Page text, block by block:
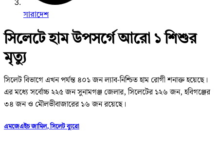
সারাদেশ
সিলেটে হাম উপসর্গে আরো ১ শিশুর
মৃত্যু
সিলেট বিভাগে এখন পর্যন্ত ৪০১ জন ল্যাব-নিশ্চিত হাম রোগী শনাক্ত হয়েছে।
এর মধ্যে সর্বোচ্চ ২২৫ জন সুনামগঞ্জ জেলার, সিলেটের ১২৬ জন, হবিগঞ্জের
৩৪ জন ও মৌলভীবাজারের ১৬ জন রয়েছে।
এমজেএইচ জামিল, সিলেট ব্যুরো